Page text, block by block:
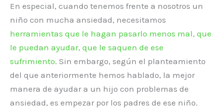
En especial, cuando tenemos frente a nosotros un
niño con mucha ansiedad, necesitamos
herramientas que le hagan pasarlo menos mal, que
le puedan ayudar, que le saquen de ese
sufrimiento. Sin embargo, según el planteamiento
del que anteriormente hemos hablado, la mejor
manera de ayudar a un hijo con problemas de
ansiedad, es empezar por los padres de ese niño.